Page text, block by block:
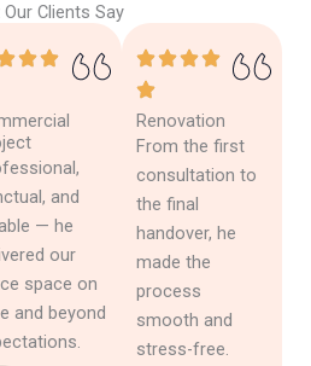
Clients Say
and
— he
our
space on
and beyond
Renovation
From the first
consultation to
the final
handover, he
made the
process
smooth and
stress-free.